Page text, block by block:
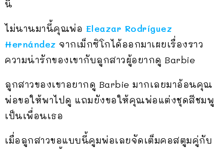
นี้
ไม่นานมานี้คุณพ่อ Eleazar Rodríguez
Hernández จากเม็กซิโกได้ออกมาเผยเรื่องราว
ความน่ารักของเขากับลูกสาวผู้อยากดู Barbie
ลูกสาวของเขาอยากดู Barbie มากเลยมาอ้อนคุณ
พ่อขอให้พาไปดู แถมยังขอให้คุณพ่อแต่งชุดสีชมพู
เป็นเพื่อนเธอ
เมื่อลูกสาวขอแบบนี้คูมพ่อเลยจัดเต็มคอสตูมคู่กับ